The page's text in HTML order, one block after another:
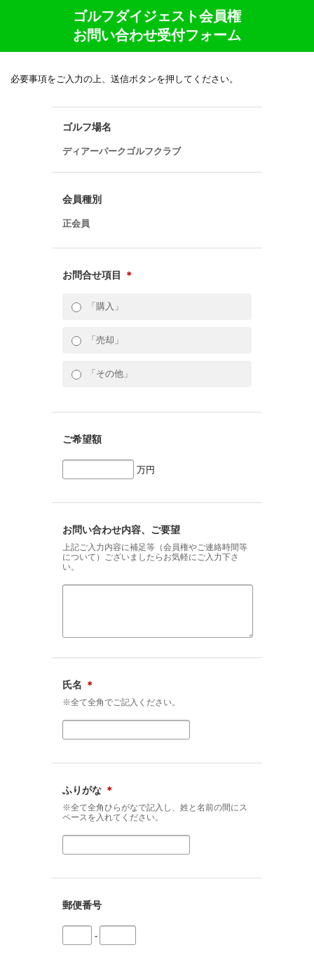
ゴルフダイジェスト会員権
お問い合わせ受付フォーム
必要事項をご入力の上、送信ボタンを押してください。
ゴルフ場名
ディアーパークゴルフクラブ
会員種別
正会員
お問合せ項目 ＊
「購入」
「売却」
「その他」
ご希望額
万円
お問い合わせ内容、ご要望
上記ご入力内容に補足等（会員権やご連絡時間等
について）ございましたらお気軽にご入力下さ
い。
氏名 ＊
※全て全角でご記入ください。
ふりがな ＊
※全て全角ひらがなで記入し、姓と名前の間にス
ペースを入れてください。
郵便番号
-